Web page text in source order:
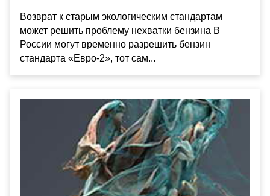
Возврат к старым экологическим стандартам
может решить проблему нехватки бензина В
России могут временно разрешить бензин
стандарта «Евро-2», тот сам...